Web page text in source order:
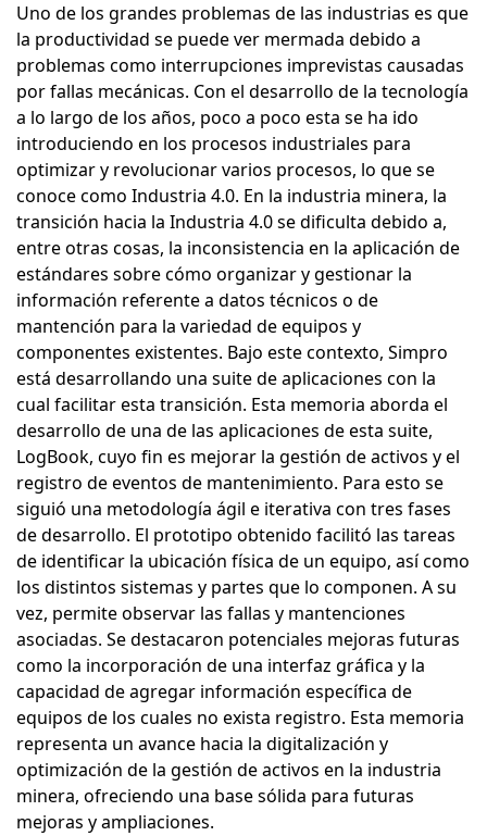
Uno de los grandes problemas de las industrias es que
la productividad se puede ver mermada debido a
problemas como interrupciones imprevistas causadas
por fallas mecánicas. Con el desarrollo de la tecnología
a lo largo de los años, poco a poco esta se ha ido
introduciendo en los procesos industriales para
optimizar y revolucionar varios procesos, lo que se
conoce como Industria 4.0. En la industria minera, la
transición hacia la Industria 4.0 se dificulta debido a,
entre otras cosas, la inconsistencia en la aplicación de
estándares sobre cómo organizar y gestionar la
información referente a datos técnicos o de
mantención para la variedad de equipos y
componentes existentes. Bajo este contexto, Simpro
está desarrollando una suite de aplicaciones con la
cual facilitar esta transición. Esta memoria aborda el
desarrollo de una de las aplicaciones de esta suite,
LogBook, cuyo fin es mejorar la gestión de activos y el
registro de eventos de mantenimiento. Para esto se
siguió una metodología ágil e iterativa con tres fases
de desarrollo. El prototipo obtenido facilitó las tareas
de identificar la ubicación física de un equipo, así como
los distintos sistemas y partes que lo componen. A su
vez, permite observar las fallas y mantenciones
asociadas. Se destacaron potenciales mejoras futuras
como la incorporación de una interfaz gráfica y la
capacidad de agregar información específica de
equipos de los cuales no exista registro. Esta memoria
representa un avance hacia la digitalización y
optimización de la gestión de activos en la industria
minera, ofreciendo una base sólida para futuras
mejoras y ampliaciones.